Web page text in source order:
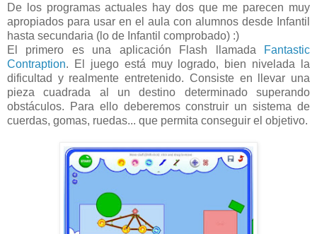
De los programas actuales hay dos que me parecen muy
apropiados para usar en el aula con alumnos desde Infantil
hasta secundaria (lo de Infantil comprobado) :)
El primero es una aplicación Flash llamada
Fantastic
Contraption. El juego está muy logrado, bien nivelada la
dificultad y realmente entretenido. Consiste en llevar una
pieza cuadrada al un destino determinado superando
obstáculos. Para ello deberemos construir un sistema de
cuerdas, gomas, ruedas... que permita conseguir el objetivo.